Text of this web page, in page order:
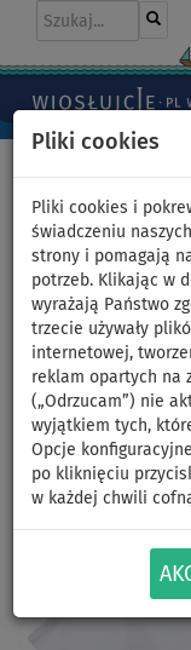
Pliki cookies
Pliki cookies i
świadczeniu
strony i pomagają
potrzeb. Klikając w
wyrażają Państwo
trzecie używały
internetowej,
reklam opartych na
(„Odrzucam”) nie
wyjątkiem tych,
Opcje
po kliknięciu
w każdej chwili
T-shirt
rozmiar: S
DO
-28 %